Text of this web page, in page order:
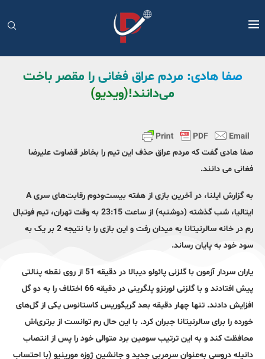
صفا هادی: مردم عراق فغانی را مقصر باخت
می‌دانند!(ویدیو)
صفا هادی گفت که مردم عراق حذف این تیم را بخاطر قضاوت علیرضا
فغانی می دانند.
به گزارش ایلنا، در آخرین بازی از هفته بیست‌و‌دوم رقابت‌های سری A
ایتالیا، شب گذشته (دوشنبه) از ساعت 23:15 به وقت تهران، تیم فوتبال
رم در خانه سالرنیتانا به میدان رفت و این بازی را با نتیجه 2 بر یک به
سود خود به پایان رساند.
یاران سردار آزمون با گلزنی پائولو دیبالا در دقیقه 51 از روی نقطه پنالتی
پیش افتادند و با گلزنی لورنزو پلگرینی در دقیقه 66 اختلاف را به دو گل
افزایش دادند. تنها چهار دقیقه بعد گریگوریس کاستانوس یکی از گل‌های
خورده را برای سالرنیتانا جبران کرد. با این حال رم توانست از برتری‌اش
محافظت کند و به این ترتیب سومین برد متوالی خود را پس از انتصاب
دانیله دروسی به‌عنوان سرمربی جدید و جانشین ژوزه مورینیو (با احتساب